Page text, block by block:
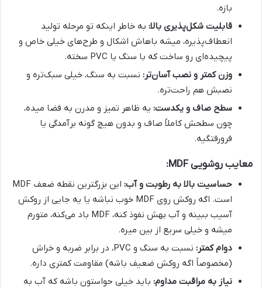
بازه.
قابلیت شکل‌پذیری بالا: به خاطر اینکه تو مرحله تولید
انعطاف‌پذیره، میشه باهاش اشکال و طرح‌های خیلی خاص و
پیچیده‌ای رو ساخت که با سنگ یا PVC سخته.
وزن کمتر و نصب آسان‌تر: نسبت به سنگ، خیلی سبک‌تره و
نصبش هم راحت‌تره.
سطح صاف و یکدست: یه ظاهر تمیز و مدرن به فضا میده،
چون سطحش کاملاً صاف و بدون هیچ گونه برآمدگی یا
فرورفتگیه.
معایب روشویی MDF:
حساسیت بالا به رطوبت و آب:
این بزرگترین نقطه ضعف MDF
است. اگه روکش روی MDF خوب نباشه یا یه جایی از روکش
آسیب ببینه و آب بهش نفوذ کنه، MDF باد می‌کنه، متورم
میشه و خیلی سریع از بین میره.
دوام کمتر:
نسبت به سنگ و PVC، در برابر ضربه و خراش
(مخصوصاً اگه روکش ضعیف باشه) مقاومت کمتری داره.
نیاز به مراقبت مداوم: باید خیلی حواستون باشه که آب به